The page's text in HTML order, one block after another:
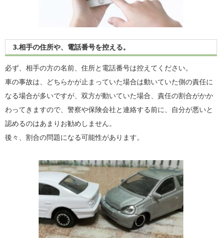
3.相手の住所や、電話番号を控える。
必ず、相手の方の名前、住所と電話番号は控えてください。
車の事故は、どちらかが止まっていた場合は動いていた側の責任に
なる場合が多いですが、双方が動いていた場合、責任の割合がかか
わってきますので、警察や保険会社と連絡する前に、自分が悪いと
認めるのはあまりお勧めしません。
後々、割合の問題になる可能性があります。